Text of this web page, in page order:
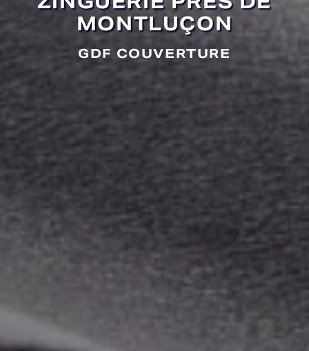
MONTLUÇON
GDF COUVERTURE